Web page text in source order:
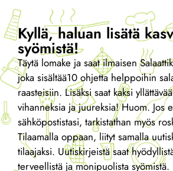
Kyllä, haluan lisätä
syömistä!
Täytä lomake ja saat ilmaisen
joka sisältää10 ohjetta helppoihin
raasteisiin. Lisäksi saat kaksi
vihanneksia ja juureksia! Huom. Jos
sähköpostistasi, tarkistathan myös
Tilaamalla oppaan, liityt samalla
tilaajaksi. Uutiskirjeistä saat
terveellistä ja monipuolista syömistä.